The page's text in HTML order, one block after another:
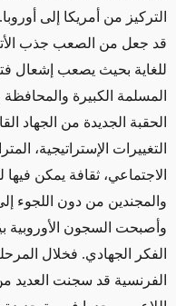
التركيز من أمريكا إلى
قد جعل من الصعب جذب
للغاية بحيث يصعب إشعال
المسلمة الكبيرة
الحقبة الجديدة من الجهاد
التغييرات الإستراتيجية،
الاجتماعي، ثقافة يمكن
والمجندين من دون اللجوء
وأصبحت السجون
الفكر الجهادي. فخلال
الفرنسية قد سجنت العديد